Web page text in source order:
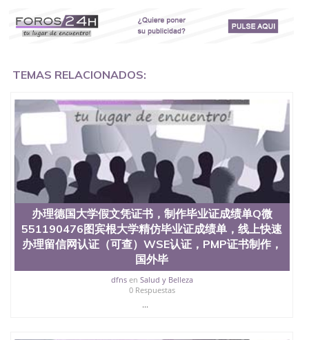
科/研究生文凭551190476如何办理本科/硕士毕业证
551190476网上买文凭可靠吗551190476哪里可以买
么办理 外假毕业证551190476哪里可以制作美国毕业
学生在哪里可以买假毕业证551190476哪里可以办理
加拿大毕业证551190476申请学校办理假的毕业证成
绩单可以吗551190476哪里可以办理水印成绩单
551190476哪里可以修改成绩单GPA分数551190476
假毕业证能查出来吗551190476假文凭网上能查到吗
551190476 如何拿到国外毕业证QQ微信551190476办
假大学毕业证QQ微信551190476国外毕业证去哪认证
QQ微信551190476找毕业证封皮QQ微信551190476国
外毕业证外壳定制QQ微信551190476快速代办国外毕
业证QQ微信551190476快速拿到国外文凭QQ微信
551190476国外留学文凭认证QQ微信551190476国外
文凭回国认证QQ微信551190476泰国文凭办理QQ微
信551190476法国留学回国证明QQ微信551190476 国
外烫金照片QQ微信551190476外国文凭在中国有用吗
QQ微信551190476德国留学回国证明QQ微信
551190476爱尔兰留学回国证明QQ微信551190476国
外硕士文凭办理QQ微信551190476 网上买文凭可靠
TEMAS RELACIONADOS:
办理德国大学假文凭证书，制作毕业证成绩单Q微
551190476图宾根大学精仿毕业证成绩单，线上快速
办理留信网认证（可查）WSE认证，PMP证书制作，
国外毕
dfnsen Salud y Belleza
0 Respuestas
...